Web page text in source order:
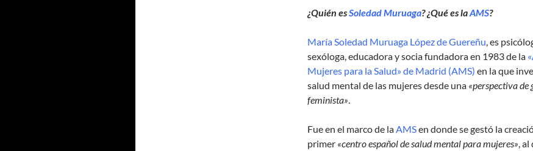
¿Quién esSoledad Muruaga? ¿Qué es laAMS?
María Soledad Muruaga López de Guereñu, es
sexóloga, educadora y socia fundadora en 1983 de la
Mujeres para la Salud» de Madrid (AMS) en la que
salud mental de las mujeres desde una «perspectiva de
feminista».
Fue en el marco de laAMSen donde se gestó la
primer «centro español de salud mental para mujeres», al